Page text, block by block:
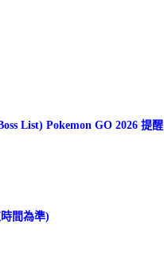
List) Pokemon GO 2026 提醒
間為準)